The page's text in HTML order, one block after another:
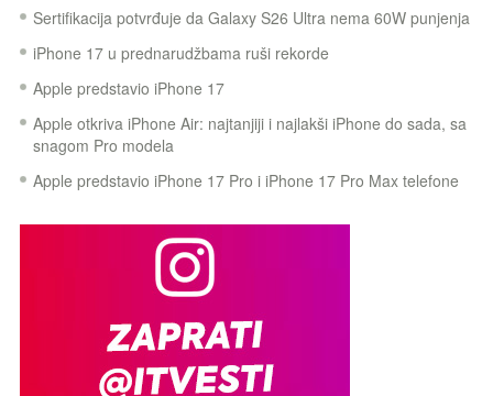
Sertifikacija potvrđuje da Galaxy S26 Ultra nema 60W punjenja
iPhone 17 u prednarudžbama ruši rekorde
Apple predstavio iPhone 17
Apple otkriva iPhone Air: najtanjiji i najlakši iPhone do sada, sa
snagom Pro modela
Apple predstavio iPhone 17 Pro i iPhone 17 Pro Max telefone